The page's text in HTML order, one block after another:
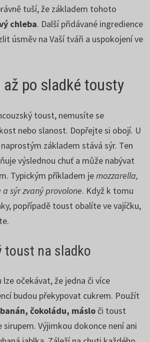
tuší, že základem tohoto
chleba. Další přidávané ingredience
úsměv na Vaší tváři a uspokojení ve
až po sladké tousty
toust, nemusíte se
nebo slanost. Dopřejte si obojí. U
základem stává sýr. Ten
výslednou chuť a může nabývat
Typickým příkladem jemozzarella,
sýr zvaný provolone. Když k tomu
popřípadě toust obalíte ve vajíčku,
toust na sladko
očekávat, že jedna či více
budou překypovat cukrem. Použít
banán, čokoládu, máslo či toust
Výjimkou dokonce není ani